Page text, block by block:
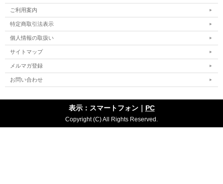
ご利用案内
特定商取引法表示
個人情報の取扱い
サイトマップ
メルマガ登録
お問い合わせ
表示：スマートフォン｜ PC
Copyright (C) All Rights Reserved.